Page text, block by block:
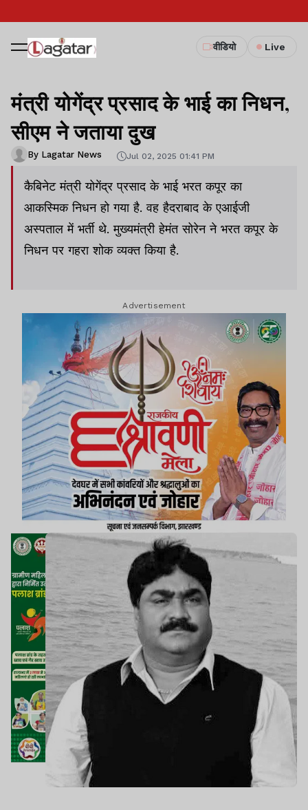
वीडियो Live
मंत्री योगेंद्र प्रसाद के भाई का निधन,
सीएम ने जताया दुख
By Lagatar News Jul 02, 2025 01:41 PM
कैबिनेट मंत्री योगेंद्र प्रसाद के भाई भरत कपूर का
आकस्मिक निधन हो गया है. वह हैदराबाद के एआईजी
अस्पताल में भर्ती थे. मुख्यमंत्री हेमंत सोरेन ने भरत कपूर के
निधन पर गहरा शोक व्यक्त किया है.
Advertisement